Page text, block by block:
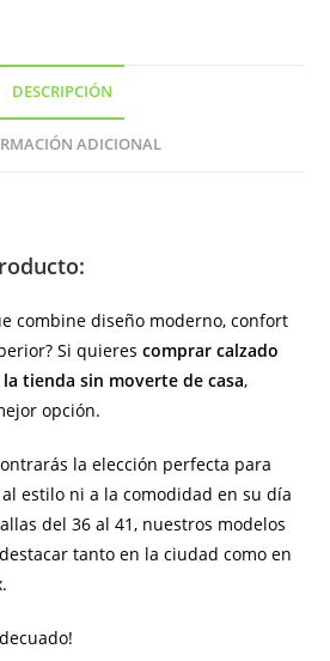
DESCRIPCIÓN
ADICIONAL
combine diseño moderno, confort
Si quierescomprar calzado
tienda sin moverte de casa,
opción.
la elección perfecta para
estilo ni a la comodidad en su día
del 36 al 41, nuestros modelos
tanto en la ciudad como en